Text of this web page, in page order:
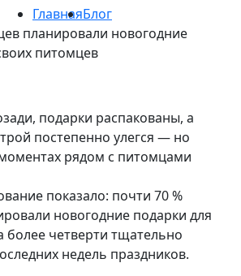
ГлавнаяБлог
планировали новогодние
питомцев
подарки распакованы, а
постепенно улегся — но
рядом с питомцами
показало: почти 70 %
новогодние подарки для
более четверти тщательно
недель праздников.